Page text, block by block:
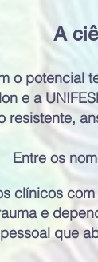
A
o potencial
e a
resistente,
Entre os
clínicos
e
que